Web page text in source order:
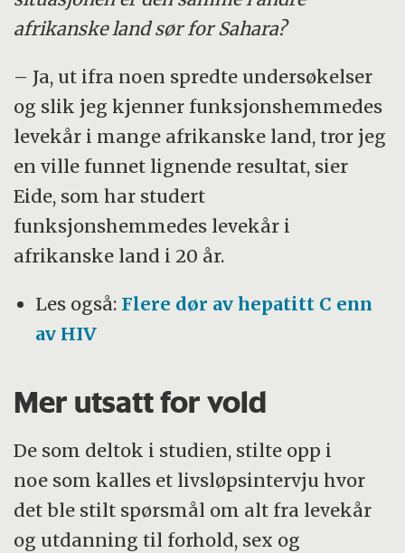
afrikanske land sør for Sahara?
– Ja, ut ifra noen spredte undersøkelser
og slik jeg kjenner funksjonshemmedes
levekår i mange afrikanske land, tror jeg
en ville funnet lignende resultat, sier
Eide, som har studert
funksjonshemmedes levekår i
afrikanske land i 20 år.
Les også:Flere dør av hepatitt C enn
av HIV
Mer utsatt for vold
De som deltok i studien, stilte opp i
noe som kalles et livsløpsintervju hvor
det ble stilt spørsmål om alt fra levekår
og utdanning til forhold, sex og